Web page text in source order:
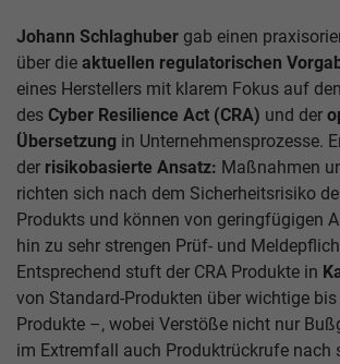
Johann Schlaghuber gab einen
über die aktuellen regulatorischen
eines Herstellers mit klarem Fokus auf
des Cyber Resilience Act (CRA) und der
Übersetzung in Unternehmensprozesse.
der risikobasierte Ansatz: Maßnahmen
richten sich nach dem Sicherheitsrisiko
Produkts und können von geringfügigen
hin zu sehr strengen Prüf- und
Entsprechend stuft der CRA Produkte in
von Standard-Produkten über wichtige
Produkte –, wobei Verstöße nicht nur
im Extremfall auch Produktrückrufe nach